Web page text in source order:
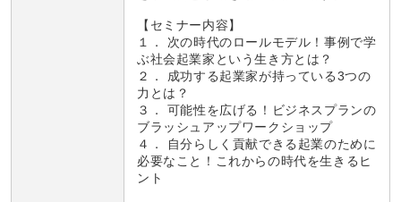
【セミナー内容】
１． 次の時代のロールモデル！事例で学
ぶ社会起業家という生き方とは？
２． 成功する起業家が持っている3つの
力とは？
３． 可能性を広げる！ビジネスプランの
ブラッシュアップワークショップ
４． 自分らしく貢献できる起業のために
必要なこと！これからの時代を生きるヒ
ント